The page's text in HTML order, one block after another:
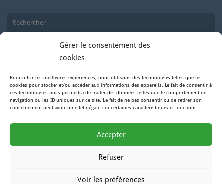
Gérer le consentement des
cookies
Pour offrir les meilleures expériences, nous utilisons des technologies telles que les
cookies pour stocker et/ou accéder aux informations des appareils. Le fait de consentir à
ces technologies nous permettra de traiter des données telles que le comportement de
navigation ou les ID uniques sur ce site. Le fait de ne pas consentir ou de retirer son
consentement peut avoir un effet négatif sur certaines caractéristiques et fonctions.
Accepter
Refuser
Voir les préférences
Suivez-nous